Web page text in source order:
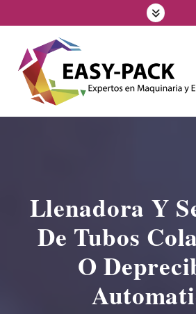
Llenadora Y
De Tubos
O